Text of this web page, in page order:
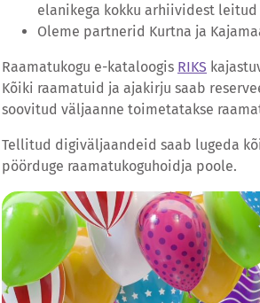
elanikega kokku arhiividest
Oleme partnerid Kurtna ja
Raamatukogu e-kataloogis RIKS
Kõiki raamatuid ja ajakirju saab
soovitud väljaanne toimetatakse
Tellitud digiväljaandeid saab lugeda
pöörduge raamatukoguhoidja poole.